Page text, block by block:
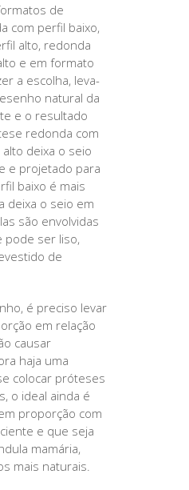
de
com perfil baixo,
alto, redonda
e em formato
a escolha, leva-
natural da
e o resultado
redonda com
deixa o seio
e projetado para
baixo é mais
deixa o seio em
são envolvidas
pode ser liso,
de
é preciso levar
em relação
causar
haja uma
colocar próteses
o ideal ainda é
proporção com
e que seja
mamária,
mais naturais.